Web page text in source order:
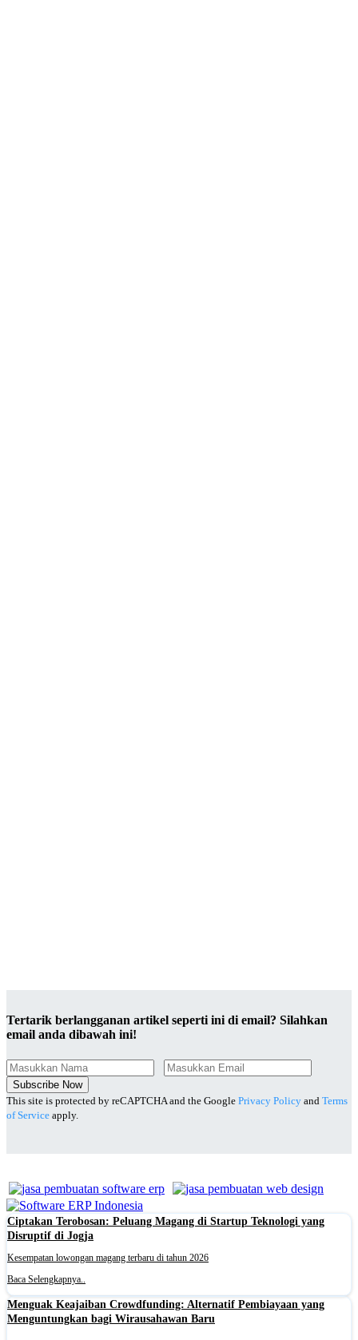
Tertarik berlangganan artikel seperti ini di email? Silahkan
email anda dibawah ini!
Subscribe Now
This site is protected by reCAPTCHA and the Google Privacy Policy and Terms
of Service apply.
Ciptakan Terobosan: Peluang Magang di Startup Teknologi yang
Disruptif di Jogja
Kesempatan lowongan magang terbaru di tahun 2026
Baca Selengkapnya..
Menguak Keajaiban Crowdfunding: Alternatif Pembiayaan yang
Menguntungkan bagi Wirausahawan Baru